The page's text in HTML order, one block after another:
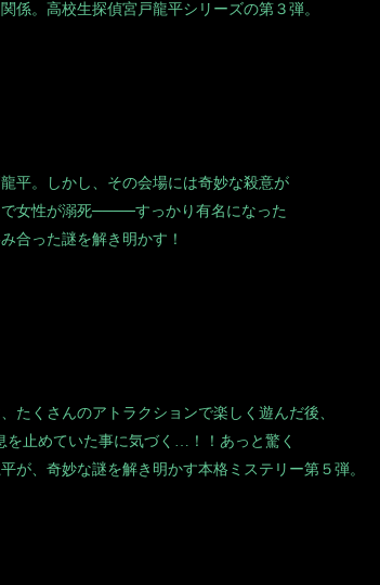
係。高校生探偵宮戸龍平シリーズの第３弾。
平。しかし、その会場には奇妙な殺意が
女性が溺死────すっかり有名になった
合った謎を解き明かす！
たくさんのアトラクションで楽しく遊んだ後、
止めていた事に気づく…！！あっと驚く
が、奇妙な謎を解き明かす本格ミステリー第５弾。